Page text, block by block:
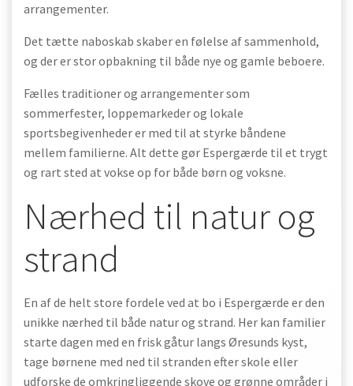
arrangementer.
Det tætte naboskab skaber en følelse af sammenhold,
og der er stor opbakning til både nye og gamle beboere.
Fælles traditioner og arrangementer som
sommerfester, loppemarkeder og lokale
sportsbegivenheder er med til at styrke båndene
mellem familierne. Alt dette gør Espergærde til et trygt
og rart sted at vokse op for både børn og voksne.
Nærhed til natur og
strand
En af de helt store fordele ved at bo i Espergærde er den
unikke nærhed til både natur og strand. Her kan familier
starte dagen med en frisk gåtur langs Øresunds kyst,
tage børnene med ned til stranden efter skole eller
udforske de omkringliggende skove og grønne områder i